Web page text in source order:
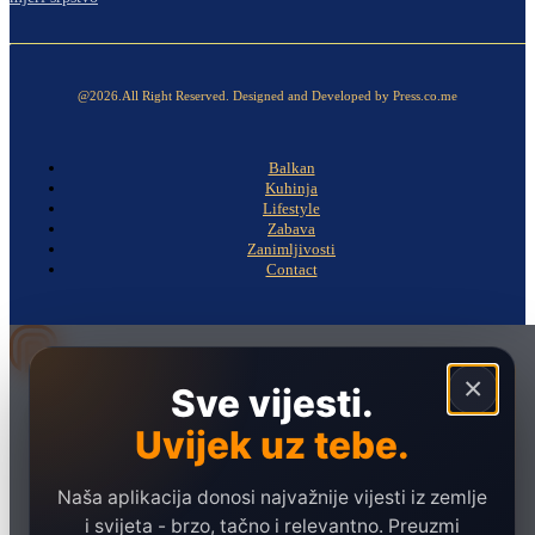
@2026.All Right Reserved. Designed and Developed by Press.co.me
Balkan
Kuhinja
Lifestyle
Zabava
Zanimljivosti
Contact
×
Sve vijesti.
Uvijek uz tebe.
Naša aplikacija donosi najvažnije vijesti iz zemlje
i svijeta - brzo, tačno i relevantno. Preuzmi
Hronika